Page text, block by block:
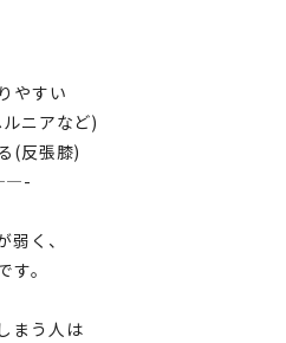
やすい
ニアなど)
(反張膝)
く、
。
まう人は